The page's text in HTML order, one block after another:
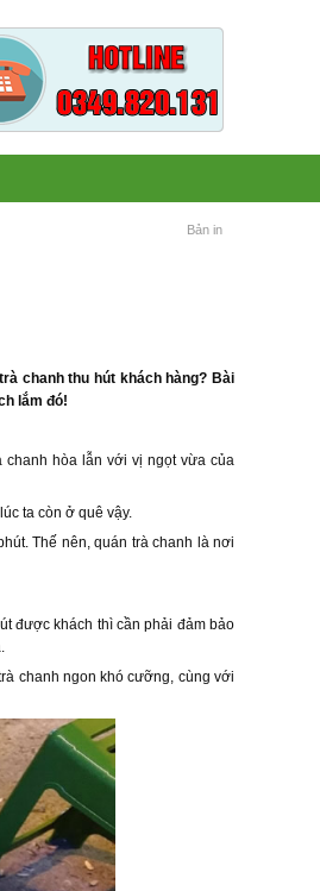
Bản in
chanh thu hút khách hàng? Bài
lắm đó!
hòa lẫn với vị ngọt vừa của
ta còn ở quê vậy.
Thế nên, quán trà chanh là nơi
được khách thì cần phải đảm bảo
chanh ngon khó cưỡng, cùng với